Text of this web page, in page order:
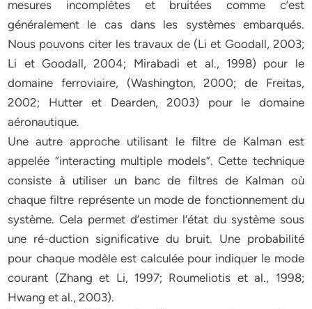
mesures incomplètes et bruitées comme c’est
généralement le cas dans les systèmes embarqués.
Nous pouvons citer les travaux de (Li et Goodall, 2003;
Li et Goodall, 2004; Mirabadi et al., 1998) pour le
domaine ferroviaire, (Washington, 2000; de Freitas,
2002; Hutter et Dearden, 2003) pour le domaine
aéronautique.
Une autre approche utilisant le filtre de Kalman est
appelée “interacting multiple models”. Cette technique
consiste à utiliser un banc de filtres de Kalman où
chaque filtre représente un mode de fonctionnement du
système. Cela permet d’estimer l’état du système sous
une ré-duction significative du bruit. Une probabilité
pour chaque modèle est calculée pour indiquer le mode
courant (Zhang et Li, 1997; Roumeliotis et al., 1998;
Hwang et al., 2003).